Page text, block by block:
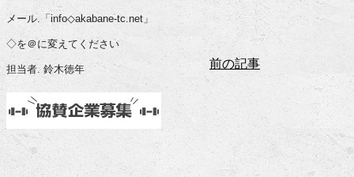
メール.「info◇akabane-tc.net」
◇を＠に変えてください
担当者. 鈴木徳年 前の記事